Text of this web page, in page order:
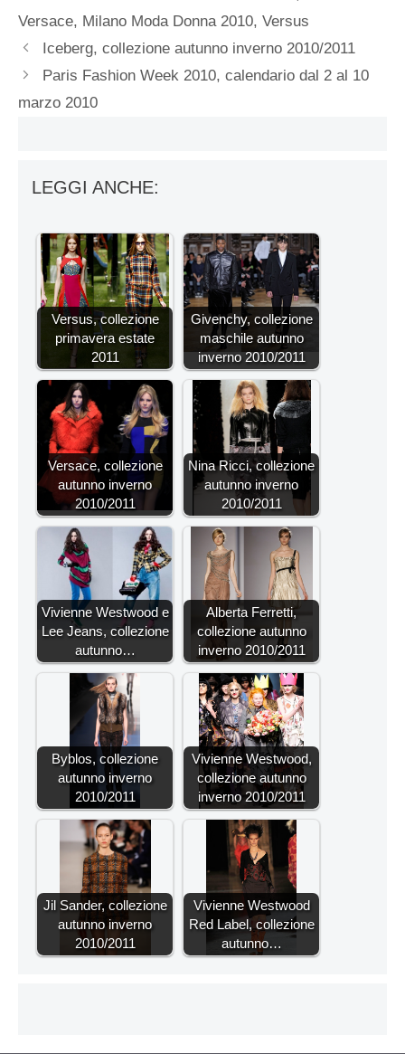
Versace, Milano Moda Donna 2010, Versus
Iceberg, collezione autunno inverno 2010/2011
Paris Fashion Week 2010, calendario dal 2 al 10
marzo 2010
LEGGI ANCHE:
Versus, collezione
primavera estate
2011
Givenchy, collezione
maschile autunno
inverno 2010/2011
Versace, collezione
autunno inverno
2010/2011
Nina Ricci, collezione
autunno inverno
2010/2011
Vivienne Westwood e
Lee Jeans, collezione
autunno…
Alberta Ferretti,
collezione autunno
inverno 2010/2011
Byblos, collezione
autunno inverno
2010/2011
Vivienne Westwood,
collezione autunno
inverno 2010/2011
Jil Sander, collezione
autunno inverno
2010/2011
Vivienne Westwood
Red Label, collezione
autunno…